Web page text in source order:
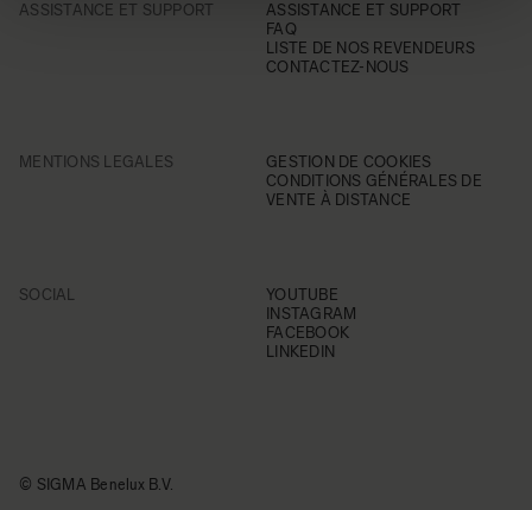
ASSISTANCE ET SUPPORT
ASSISTANCE ET SUPPORT
FAQ
LISTE DE NOS REVENDEURS
CONTACTEZ-NOUS
MENTIONS LEGALES
GESTION DE COOKIES
CONDITIONS GÉNÉRALES DE
VENTE À DISTANCE
SOCIAL
YOUTUBE
INSTAGRAM
FACEBOOK
LINKEDIN
© SIGMA Benelux B.V.